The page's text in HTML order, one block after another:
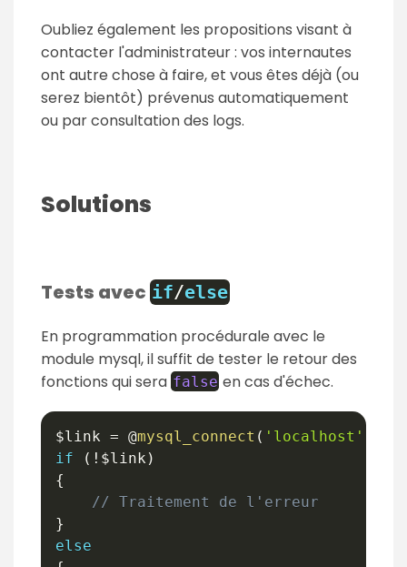
Oubliez également les propositions visant à
contacter l'administrateur : vos internautes
ont autre chose à faire, et vous êtes déjà (ou
serez bientôt) prévenus automatiquement
ou par consultation des logs.
Solutions
Tests avec if/else
En programmation procédurale avec le
module mysql, il suffit de tester le retour des
fonctions qui sera false en cas d'échec.
$link = @mysql_connect ( 'localhost'
if
( ! $link )
{
// Traitement de l'erreur
}
else